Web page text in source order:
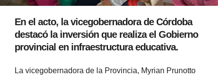
En el acto, la vicegobernadora de Córdoba
destacó la inversión que realiza el Gobierno
provincial en infraestructura educativa.
La vicegobernadora de la Provincia, Myrian Prunotto